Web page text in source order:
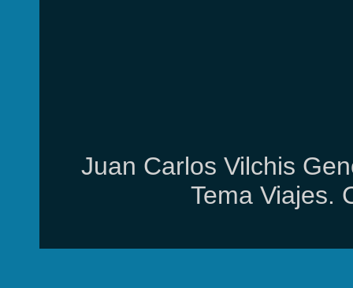
Juan Carlos Vilchis
Tema Viajes.